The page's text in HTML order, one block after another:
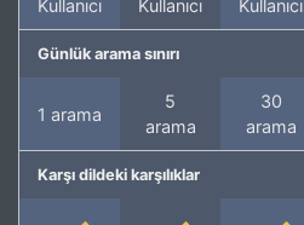
Kullanıcı
Kullanıcı
Kullanıcı
Günlük arama sınırı
1 arama
5
arama
30
arama
Karşı dildeki karşılıklar